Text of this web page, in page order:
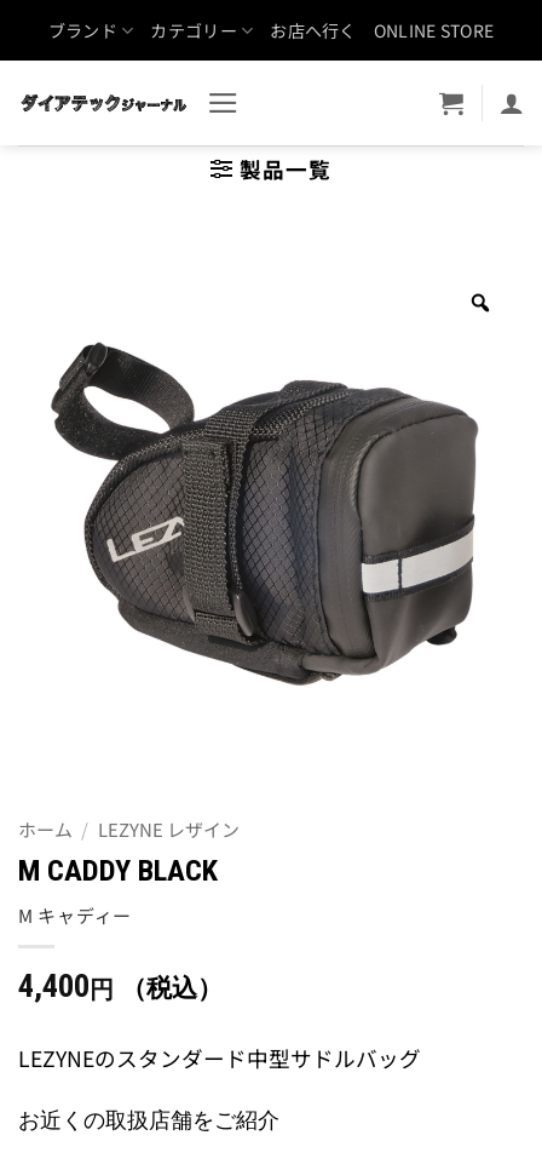
ブランド カテゴリー お店へ行く ONLINE STORE
製品一覧
ホーム / LEZYNE レザイン
M CADDY BLACK
M キャディー
4,400 円 （税込）
LEZYNEのスタンダード中型サドルバッグ
お近くの取扱店舗をご紹介